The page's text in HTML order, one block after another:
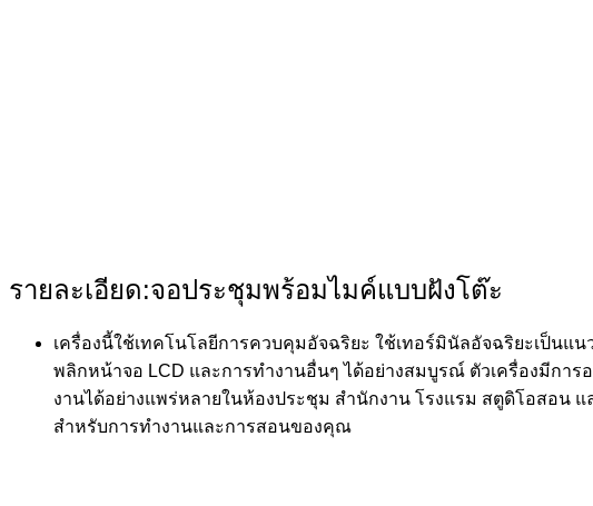
รายละเอียด:จอประชุมพร้อมไมค์แบบฝังโต๊ะ
เครื่องนี้ใช้เทคโนโลยีการควบคุมอัจฉริยะ ใช้เทอร์มินัลอัจฉริยะเป็นแ
พลิกหน้าจอ LCD และการทำงานอื่นๆ ได้อย่างสมบูรณ์ ตัวเครื่องมีกา
งานได้อย่างแพร่หลายในห้องประชุม สำนักงาน โรงแรม สตูดิโอสอน
สำหรับการทำงานและการสอนของคุณ